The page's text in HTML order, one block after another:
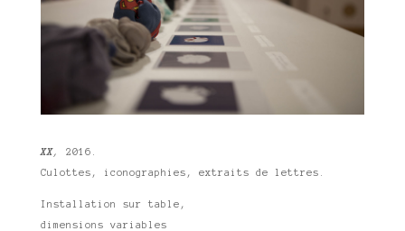
XX, 2016.
Culottes, iconographies, extraits de lettres.
Installation sur table,
dimensions variables